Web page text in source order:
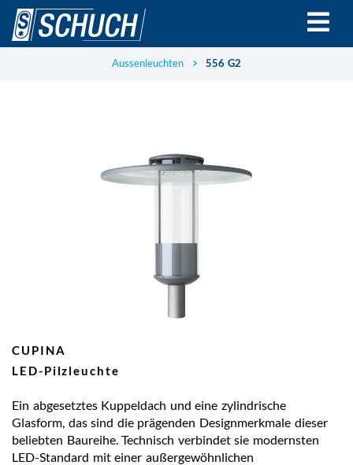
Direkt
zum
Inhalt
Aussenleuchten 556 G2
CUPINA
LED-Pilzleuchte
Ein abgesetztes Kuppeldach und eine zylindrische
Glasform, das sind die prägenden Designmerkmale dieser
beliebten Baureihe. Technisch verbindet sie modernsten
LED-Standard mit einer außergewöhnlichen